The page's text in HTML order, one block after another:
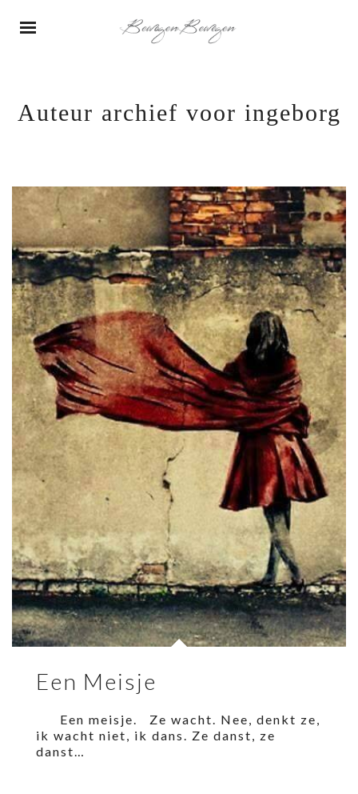
Auteur archief voor ingeborg
Een Meisje
Een meisje. Ze wacht. Nee, denkt ze,
ik wacht niet, ik dans. Ze danst, ze
danst…